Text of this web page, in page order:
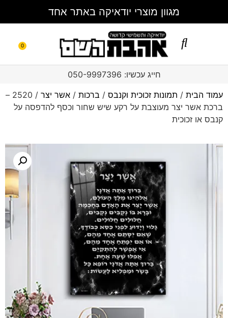
מגוון מוצרי יודאיקה באתר אחד
0
חייג עכשיו: 050-9997396
עמוד הבית / תמונות זכוכית וקנבס / ברכות / אשר יצר
/ 2520 –
ברכת אשר יצר מעוצבת על רקע שיש שחור וכסף להדפסה על
קנבס או זכוכית